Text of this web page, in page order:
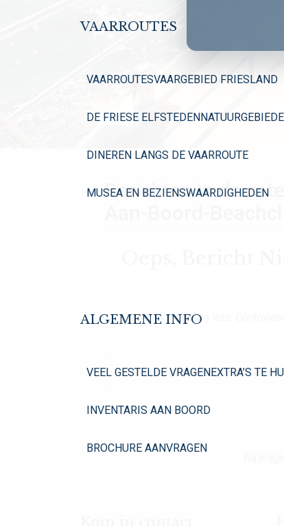
VAARROUTES
VAARROUTESVAARGEBIED FRIESLAND
DE FRIESE ELFSTEDEN
DINEREN LANGS DE VAARROUTE
MUSEA EN BEZIENSWAARDIGHEDEN
ALGEMENE INFO
VEEL GESTELDE VRAGENEXTRA’S TE
INVENTARIS AAN BOORD
BROCHURE AANVRAGEN
Berichten in de
Aan-Boord-
Oeps, Bericht
Oh Oh. Er mist nog iets. Controleer
Dit is de foutmelding in het
Wij